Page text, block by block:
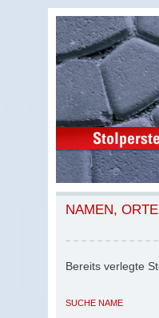
NAMEN,
Bereits verlegte
SUCHE NAME